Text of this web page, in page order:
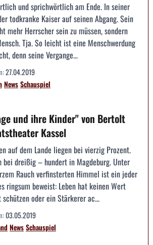
und sprichwörtlich am Ende. In seiner
todkranke Kaiser auf seinen Abgang. Sein
mehr Herrscher sein zu müssen, sondern
Tja. So leicht ist eine Menschwerdung
denn seine Vergange...
27.04.2019
NewsSchauspiel
und ihre Kinder" von Bertolt
Kassel
auf dem Lande liegen bei vierzig Prozent.
bei dreißig – hundert in Magdeburg. Unter
Rauch verfinsterten Himmel ist ein jeder
ringsum beweist: Leben hat keinen Wert
schützen oder ein Stärkerer ac...
03.05.2019
NewsSchauspiel